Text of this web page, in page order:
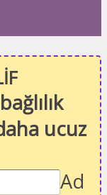
ucuz
Ad